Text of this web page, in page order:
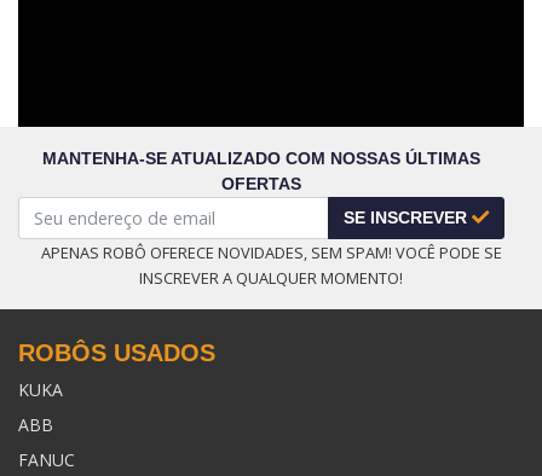
MANTENHA-SE ATUALIZADO COM NOSSAS ÚLTIMAS
OFERTAS
SE INSCREVER
APENAS ROBÔ OFERECE NOVIDADES, SEM SPAM! VOCÊ PODE SE
INSCREVER A QUALQUER MOMENTO!
ROBÔS USADOS
KUKA
ABB
FANUC